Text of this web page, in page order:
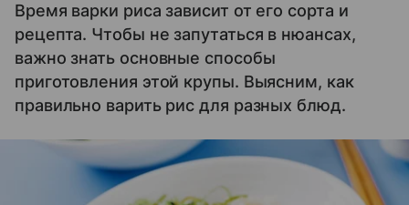
Время варки риса зависит от его сорта и
рецепта. Чтобы не запутаться в нюансах,
важно знать основные способы
приготовления этой крупы. Выясним, как
правильно варить рис для разных блюд.